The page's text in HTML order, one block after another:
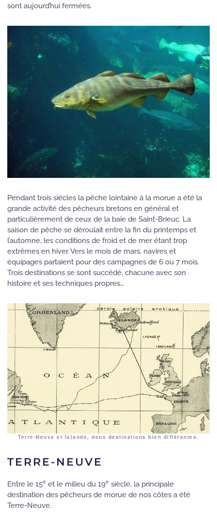
sont aujourd’hui fermées.
Pendant trois siècles la pêche lointaine à la morue a été la
grande activité des pêcheurs bretons en général et
particulièrement de ceux de la baie de Saint-Brieuc. La
saison de pêche se déroulait entre la fin du printemps et
l’automne, les conditions de froid et de mer étant trop
extrêmes en hiver. Vers le mois de mars, navires et
équipages partaient pour des campagnes de 6 ou 7 mois.
Trois destinations se sont succédé, chacune avec son
histoire et ses techniques propres…
Terre-Neuve et Islande, deux destinations bien différentes.
TERRE-NEUVE
Entre le 15e et le milieu du 19e siècle, la principale
destination des pêcheurs de morue de nos côtes a été
Terre-Neuve.